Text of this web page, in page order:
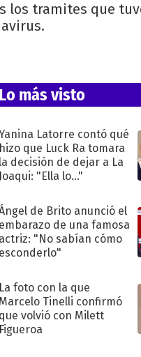
los tramites que
Lo más visto
Latorre contó qué
hizo que Luck Ra tomara
la decisión de dejar a La
Joaqui: "Ella lo..."
de Brito anunció el
embarazo de una famosa
actriz: "No sabían cómo
esconderlo"
La foto con la que
Marcelo Tinelli confirmó
que volvió con Milett
Figueroa